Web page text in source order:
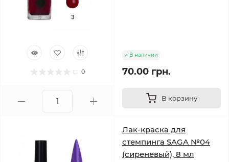
0
В наличии
70.00 грн.
В корзину
Лак-краска для
стемпинга SAGA №04
(сиреневый), 8 мл